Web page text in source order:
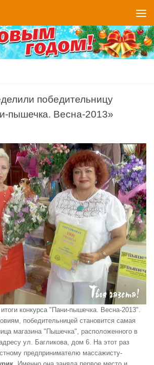
победительницу
пышечка. Весна-2013»
конкурса "Пани-пышечка. Весна-2013".
победительницей становится самая
магазина "Пышечка", расположенного в
ул. Багликова, дом 6. На этот раз
предпринимателю массажисту-